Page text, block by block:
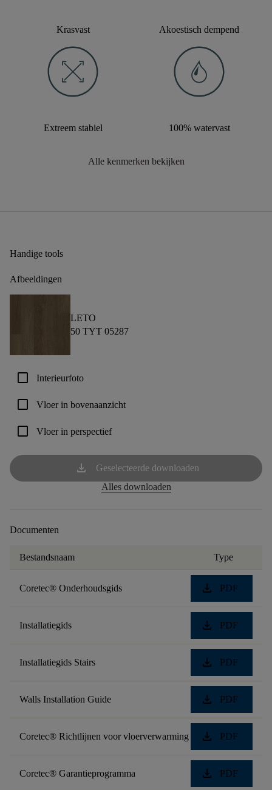
Krasvast Akoestisch dempend
Extreem stabiel 100% watervast
Alle kenmerken bekijken
Handige tools
Afbeeldingen
LETO
50 TYT 05287
check_box_outline_blank Interieurfoto
check_box_outline_blank Vloer in bovenaanzicht
check_box_outline_blank Vloer in perspectief
download
Geselecteerde downloaden
Alles downloaden
Documenten
Bestandsnaam Type
Coretec® Onderhoudsgids download PDF
Installatiegids download PDF
Installatiegids Stairs download PDF
Walls Installation Guide download PDF
Coretec® Richtlijnen voor vloerverwarming download PDF
Coretec® Garantieprogramma download PDF